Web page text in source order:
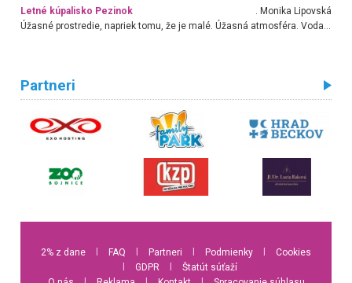
Letné kúpalisko Pezinok
. Monika Lipovská
Partneri
2% z dane FAQ Partneri Podmienky
Cookies
GDPR
Štatút súťaží